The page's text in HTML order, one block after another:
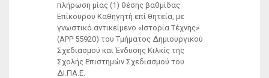
πλήρωση μίας (1) θέσης βαθμίδας
Επίκουρου Καθηγητή επί θητεία, με
γνωστικό αντικείμενο «Ιστορία Τέχνης»
(ΑΡΡ 55920) του Τμήματος Δημιουργικού
Σχεδιασμού και Ένδυσης Κιλκίς της
Σχολής Επιστημών Σχεδιασμού του
ΔΙ.ΠΑ.Ε.